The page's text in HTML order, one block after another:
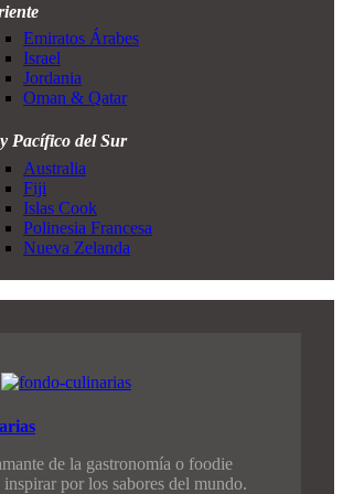
Emiratos Árabes
Israel
Jordania
Oman & Qatar
Pacífico del Sur
Australia
Fiji
Islas Cook
Polinesia Francesa
Nueva Zelanda
de la gastronomía o foodie
inspirar por los sabores del mundo.